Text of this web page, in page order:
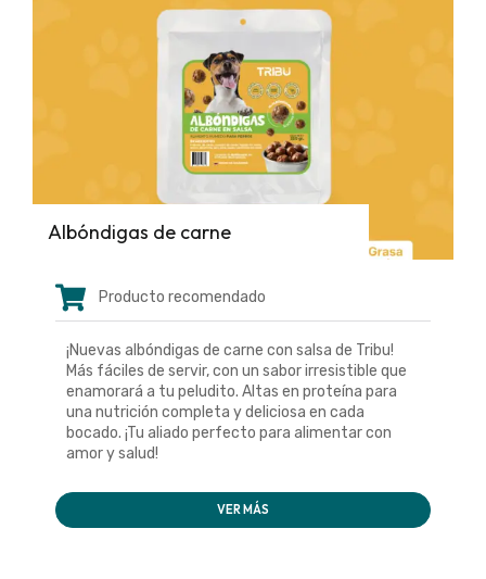
Albóndigas de carne
Producto recomendado
¡Nuevas albóndigas de carne con salsa de Tribu!
Más fáciles de servir, con un sabor irresistible que
enamorará a tu peludito. Altas en proteína para
una nutrición completa y deliciosa en cada
bocado. ¡Tu aliado perfecto para alimentar con
amor y salud!
VER MÁS